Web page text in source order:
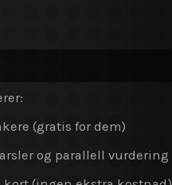
(gratis for dem)
og parallell vurdering